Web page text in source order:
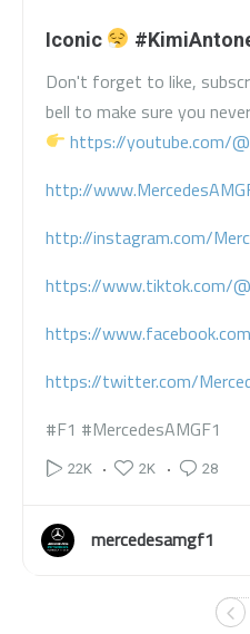
Iconic
Don't forget to like,
bell to make sure you
https://youtube.com/
http://
http://instagram.com/
https://www.tiktok.com/
https://
https://twitter.com/
#F1 #MercedesAMGF1
22K 2K 28
mercedesamgf1